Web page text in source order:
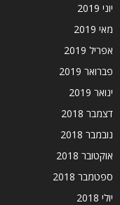
יוני 2019
מאי 2019
אפריל 2019
פברואר 2019
ינואר 2019
דצמבר 2018
נובמבר 2018
אוקטובר 2018
ספטמבר 2018
יולי 2018